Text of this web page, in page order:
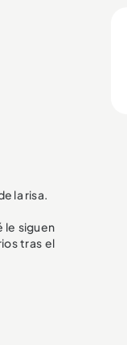
la risa.
le siguen
tras el